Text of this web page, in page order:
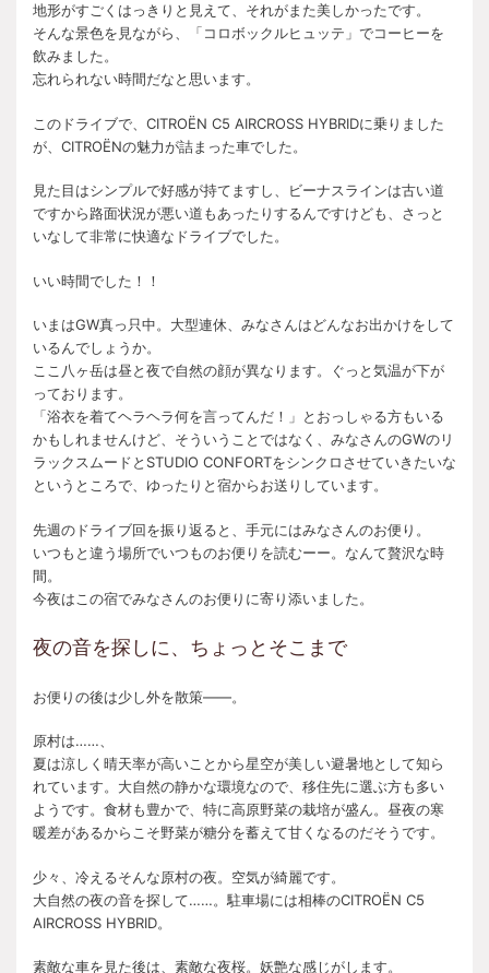
地形がすごくはっきりと見えて、それがまた美しかったです。
そんな景色を見ながら、「コロボックルヒュッテ」でコーヒーを
飲みました。
忘れられない時間だなと思います。
このドライブで、CITROËN C5 AIRCROSS HYBRIDに乗りました
が、CITROËNの魅力が詰まった車でした。
見た目はシンプルで好感が持てますし、ビーナスラインは古い道
ですから路面状況が悪い道もあったりするんですけども、さっと
いなして非常に快適なドライブでした。
いい時間でした！！
いまはGW真っ只中。大型連休、みなさんはどんなお出かけをして
いるんでしょうか。
ここ八ヶ岳は昼と夜で自然の顔が異なります。ぐっと気温が下が
っております。
「浴衣を着てヘラヘラ何を言ってんだ！」とおっしゃる方もいる
かもしれませんけど、そういうことではなく、みなさんのGWのリ
ラックスムードとSTUDIO CONFORTをシンクロさせていきたいな
というところで、ゆったりと宿からお送りしています。
先週のドライブ回を振り返ると、手元にはみなさんのお便り。
いつもと違う場所でいつものお便りを読むーー。なんて贅沢な時
間。
今夜はこの宿でみなさんのお便りに寄り添いました。
夜の音を探しに、ちょっとそこまで
お便りの後は少し外を散策――。
原村は……、
夏は涼しく晴天率が高いことから星空が美しい避暑地として知ら
れています。大自然の静かな環境なので、移住先に選ぶ方も多い
ようです。食材も豊かで、特に高原野菜の栽培が盛ん。昼夜の寒
暖差があるからこそ野菜が糖分を蓄えて甘くなるのだそうです。
少々、冷えるそんな原村の夜。空気が綺麗です。
大自然の夜の音を探して……。駐車場には相棒のCITROËN C5
AIRCROSS HYBRID。
素敵な車を見た後は、素敵な夜桜。妖艶な感じがします。